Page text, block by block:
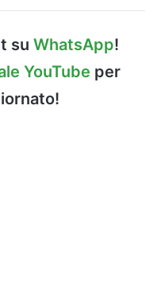
su WhatsApp!
YouTube per